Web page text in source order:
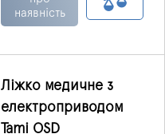
наявність
Ліжко медичне з
електроприводом
Tami OSD